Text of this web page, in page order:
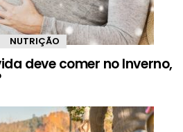
NUTRIÇÃO
deve comer no Inverno,